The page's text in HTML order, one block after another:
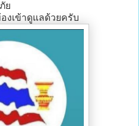
ย
งเข้าดูแลด้วยครับ